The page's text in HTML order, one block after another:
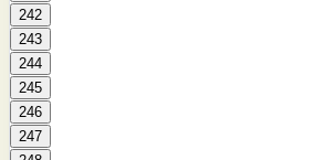
242
243
244
245
246
247